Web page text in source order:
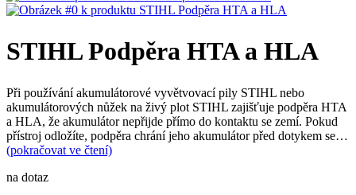
STIHL Podpěra HTA a HLA
Při používání akumulátorové vyvětvovací pily STIHL nebo
akumulátorových nůžek na živý plot STIHL zajišťuje podpěra HTA
a HLA, že akumulátor nepřijde přímo do kontaktu se zemí. Pokud
přístroj odložíte, podpěra chrání jeho akumulátor před dotykem se…
(pokračovat ve čtení)
na dotaz